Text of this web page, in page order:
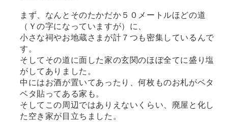
まず、なんとそのたかだか５０メートルほどの道
（Ｙの字になっていますが）に、
小さな祠やお地蔵さまが計７つも密集しているんで
す。
そしてその道に面した家の玄関のほぼ全てに盛り塩
がしてありました。
中にはお酒が置いてあったり、何枚ものお札がベタ
ベタ貼ってある家も。
そしてこの周辺ではありえないくらい、廃屋と化し
た空き家が目立ちました。